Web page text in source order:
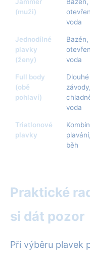
Jammer
(muži)
Bazén,
voda
Jednodílné
plavky
(ženy)
Bazén,
voda
Full body
(obě
pohlaví)
Dlouhé
závody,
voda
Triatlonové
plavky
běh
Praktické
si dát pozor
Při výběru plavek